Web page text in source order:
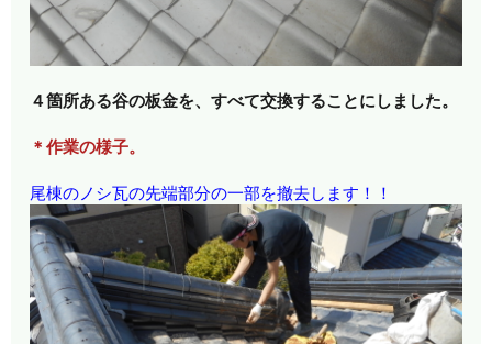
４箇所ある谷の板金を、すべて交換することにしました。
＊作業の様子。
尾棟のノシ瓦の先端部分の一部を撤去します！！